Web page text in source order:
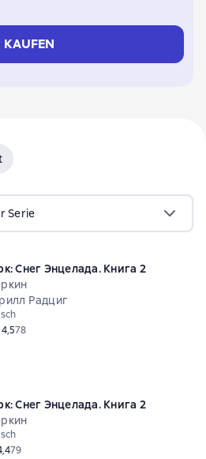
KAUFEN
Serie
Снег Энцелада. Книга 2
Радциг
рейтинг 4,5 на основе 78 оценок
4,578
Снег Энцелада. Книга 2
рейтинг 4,4 на основе 79 оценок
79